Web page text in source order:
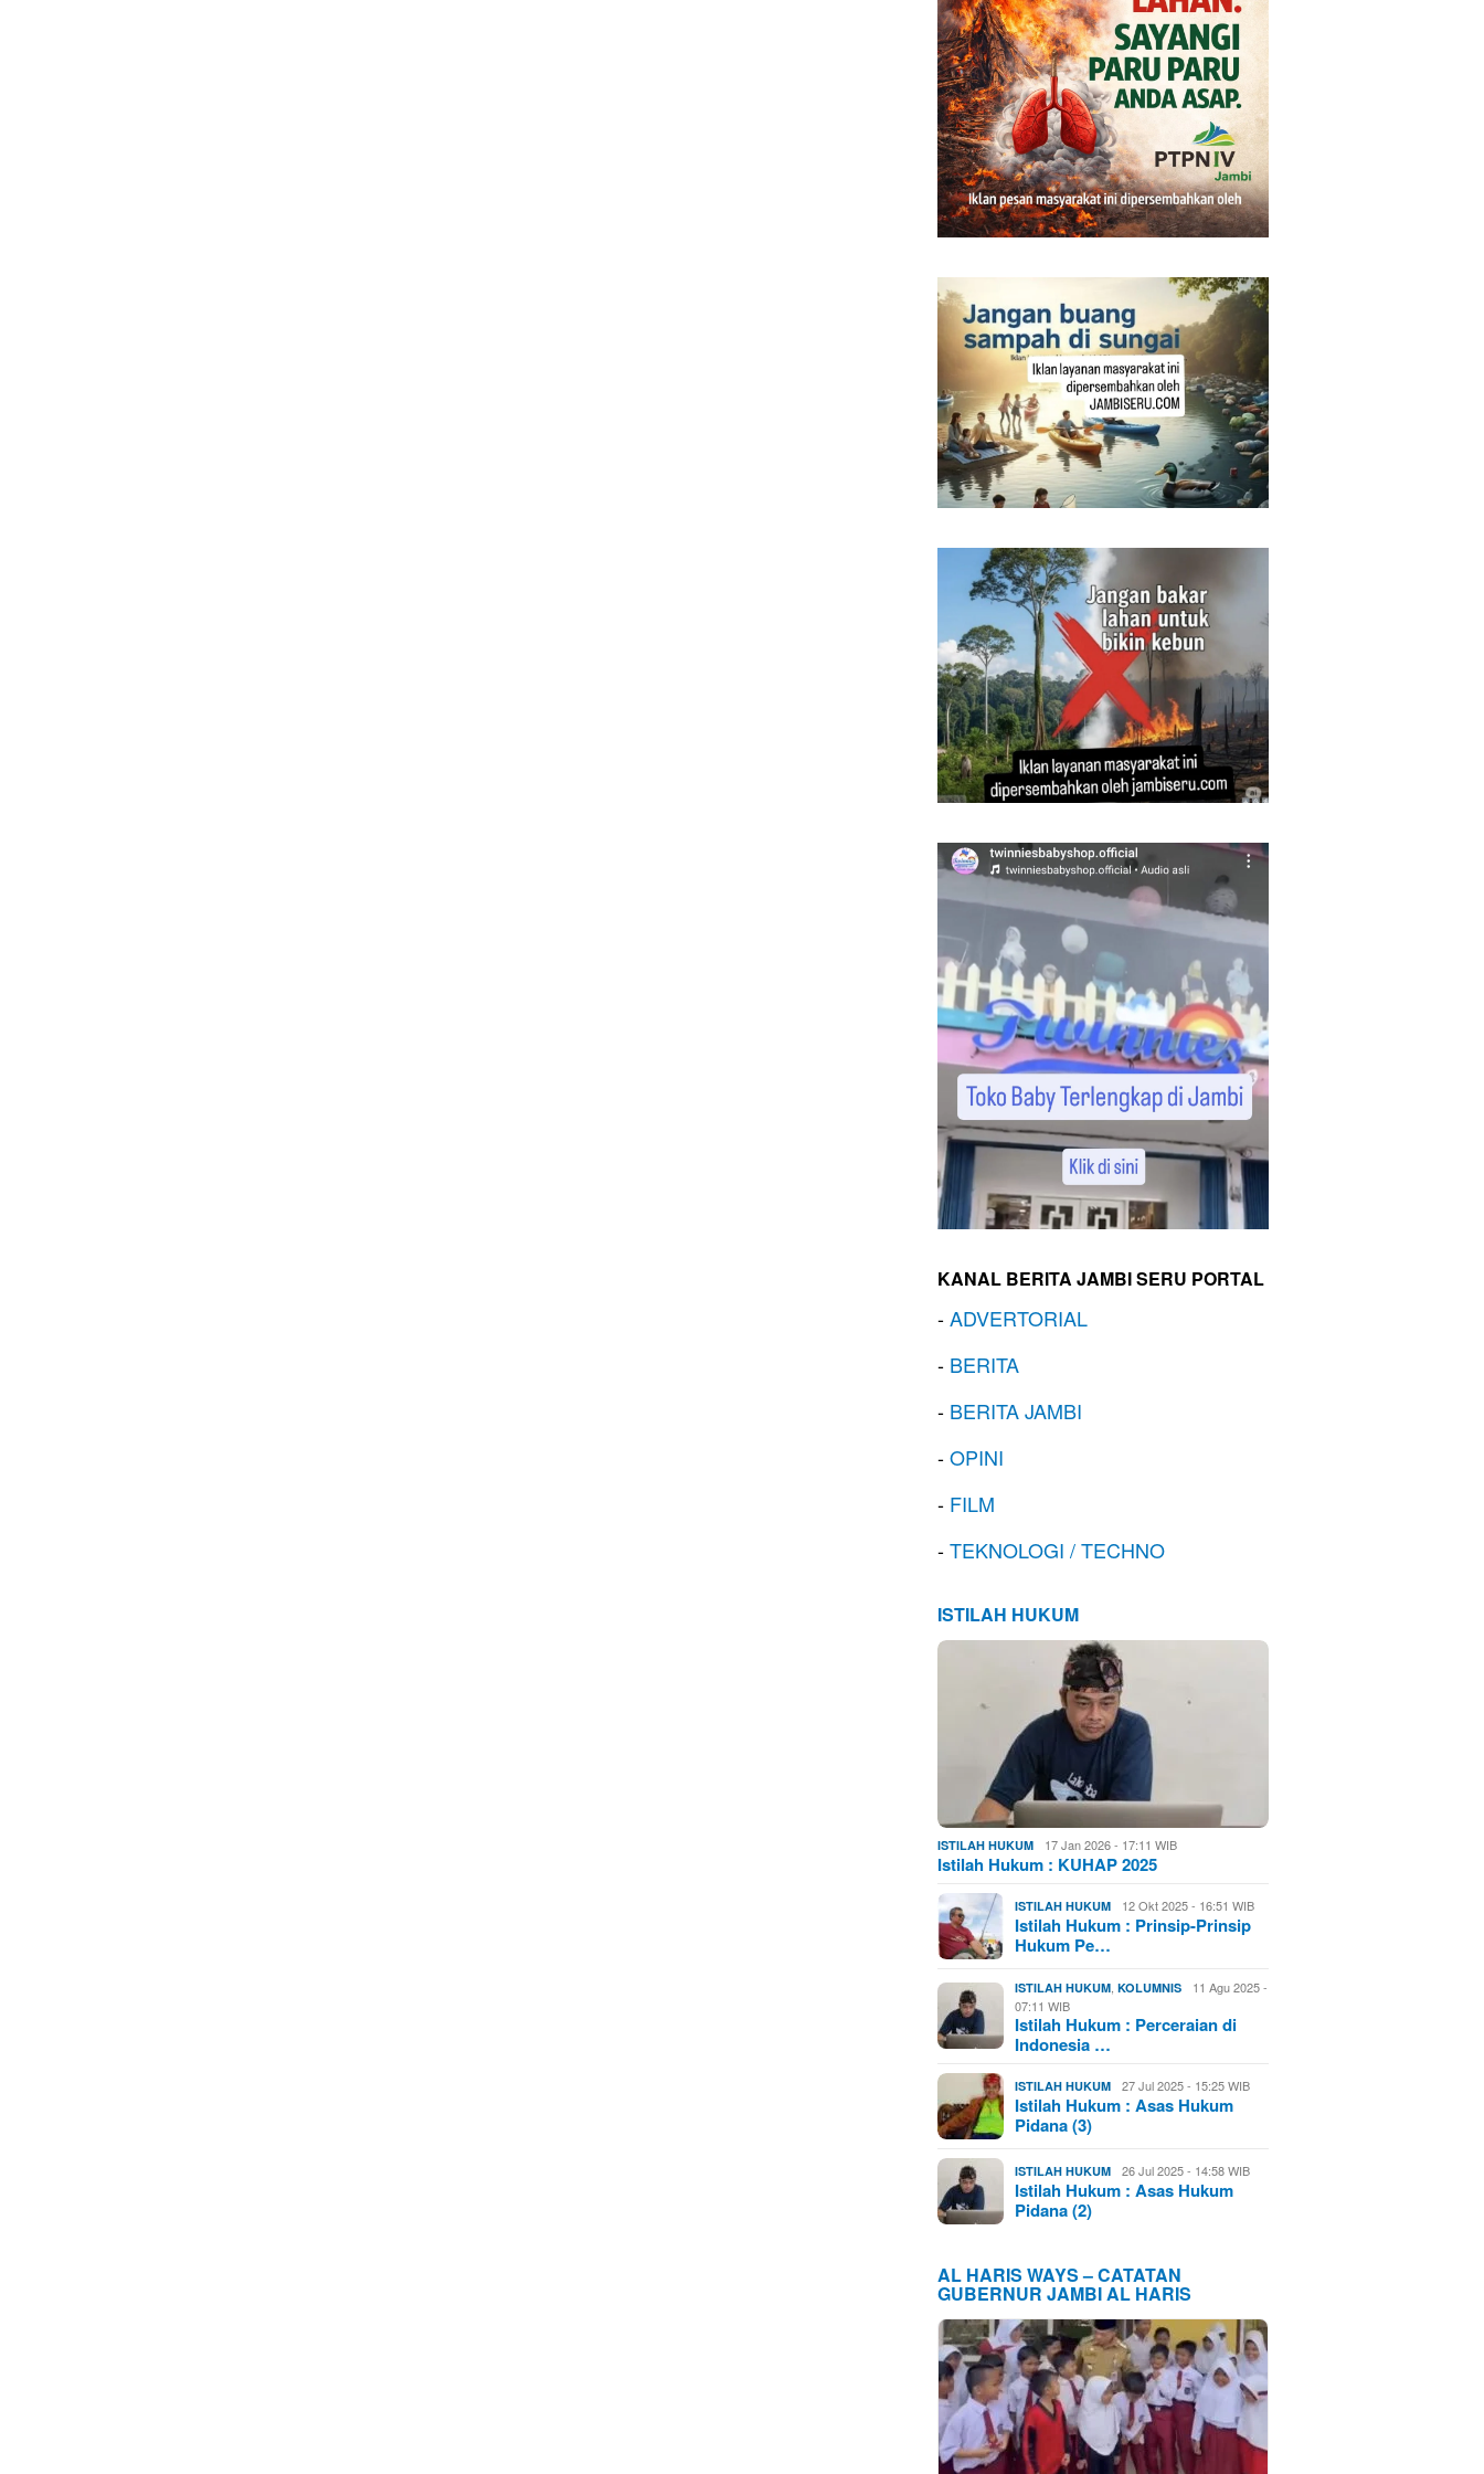
KANAL BERITA JAMBI SERU PORTAL
-ADVERTORIAL
- BERITA
- BERITA JAMBI
-OPINI
- FILM
-TEKNOLOGI / TECHNO
ISTILAH HUKUM
ISTILAH HUKUM 17 Jan 2026 - 17:11 WIB
Istilah Hukum : KUHAP 2025
ISTILAH HUKUM 12 Okt 2025 - 16:51 WIB
Istilah Hukum : Prinsip-Prinsip
Hukum Pe…
ISTILAH HUKUM ,KOLUMNIS
11 Agu 2025 -
07:11 WIB
Istilah Hukum : Perceraian di
Indonesia …
ISTILAH HUKUM 27 Jul 2025 - 15:25 WIB
Istilah Hukum : Asas Hukum
Pidana (3)
ISTILAH HUKUM 26 Jul 2025 - 14:58 WIB
Istilah Hukum : Asas Hukum
Pidana (2)
AL HARIS WAYS – CATATAN
GUBERNUR JAMBI AL HARIS